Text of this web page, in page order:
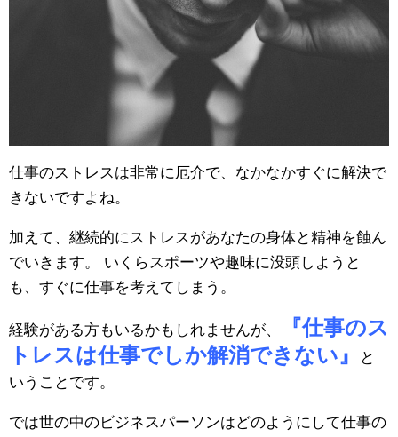
仕事のストレスは非常に厄介で、なかなかすぐに解決で
きないですよね。
加えて、継続的にストレスがあなたの身体と精神を蝕ん
でいきます。 いくらスポーツや趣味に没頭しようと
も、すぐに仕事を考えてしまう。
経験がある方もいるかもしれませんが、
『仕事のス
トレスは仕事でしか解消できない』
と
いうことです。
では世の中のビジネスパーソンはどのようにして仕事の